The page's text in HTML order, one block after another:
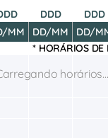
MM
DDD
DD/MM
DDD
DD/
* HORÁRIOS DE
horários...